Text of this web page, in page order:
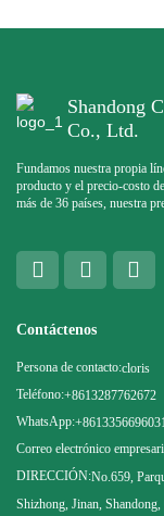
Shandong
Co., Ltd.
Fundamos nuestra propia
producto y el precio-costo
más de 36 países, nuestra
Contáctenos
Persona de contacto:cloris
Teléfono:+8613287762672
WhatsApp:
Correo electrónico
DIRECCIÓN:No.659,
Shizhong, Jinan, Shandong,